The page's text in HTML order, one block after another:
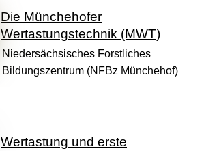
Die Münchehofer
Wertastungstechnik (MWT)
Niedersächsisches Forstliches
Bildungszentrum (NFBz Münchehof)
Wertastung und erste